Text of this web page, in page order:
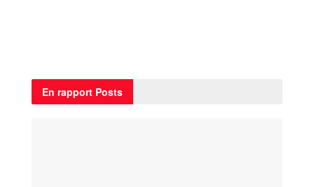
En rapport Posts